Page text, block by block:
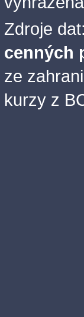
Zdroje dat:
cenných
ze
kurzy z